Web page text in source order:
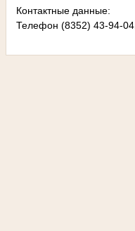
Контактные данные:
Телефон (8352) 43-94-04.